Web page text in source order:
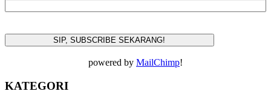
powered by MailChimp!
KATEGORI